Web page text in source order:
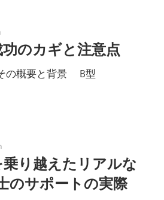
のカギと注意点
の概要と背景 B型
乗り越えたリアルな
のサポートの実際